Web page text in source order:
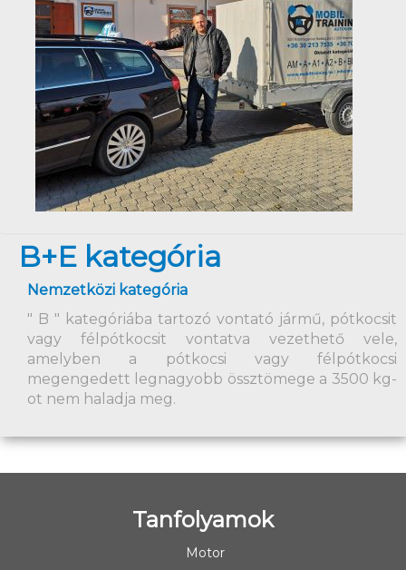
B+E kategória
Nemzetközi kategória
" B " kategóriába tartozó vontató jármű, pótkocsit
vagy félpótkocsit vontatva vezethető vele,
amelyben a pótkocsi vagy félpótkocsi
megengedett legnagyobb össztömege a 3500 kg-
ot nem haladja meg.
Tanfolyamok
Motor